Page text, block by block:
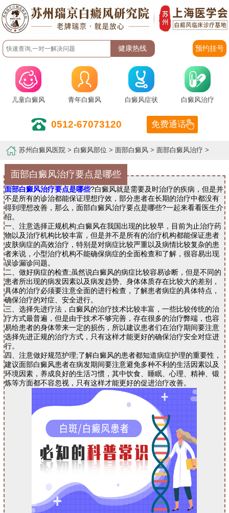
预约挂号
儿童白癜风 青年白癜风 白癜风症状 白癜风治疗
0512-67073120 免费通话
苏州白癜风医院 > 白癜风部位 >面部白癜风 >面部白癜风治疗 >
面部白癜风治疗要点是哪些
面部白癜风治疗要点是哪些?白癜风就是需要及时治疗的疾病，但是并
不是所有的诊治都能保证理想疗效，部分患者在长期的治疗中都没有
得到理想改善，那么，面部白癜风治疗要点是哪些?一起来看看医生介
绍。
一、注意选择正规机构;白癜风在我国出现的比较早，目前为止治疗药
物以及治疗机构比较丰富，但是并不是所有的治疗机构都能保证患者
皮肤病症的高效治疗，特别是对病症比较严重以及病情比较复杂的患
者来说，小型治疗机构不能确保病症的全面检查和了解，很容易出现
误诊漏诊问题。
二、做好病症的检查;虽然说白癜风的病症比较容易诊断，但是不同的
患者所出现的病发因素以及病发趋势、身体体质存在比较大的差别，
具体的治疗必须要注意全面的进行检查，了解患者病症的具体特点，
确保治疗的对症、安全进行。
三、选择先进疗法，白癜风的治疗技术比较丰富，一些比较传统的治
疗方式最普遍，但是由于技术不够完善，存在很多的治疗弊端，也容
易给患者的身体带来一定的损伤，所以建议患者们在治疗期间要注意
选择先进正规的治疗方式，只有这样才能更好的确保治疗安全对症进
行。
四、注意做好规范护理;了解白癜风的患者都知道病症护理的重要性，
建议面部白癜风患者在病发期间要注意避免多种不利的生活因素以及
环境因素，养成良好的生活习惯，其中饮食、睡眠、心理、精神、锻
炼等方面都不容忽视，只有这样才能更好的促进治疗改善。